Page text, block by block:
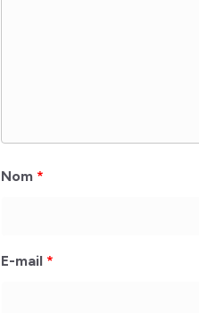
Nom *
E-mail *